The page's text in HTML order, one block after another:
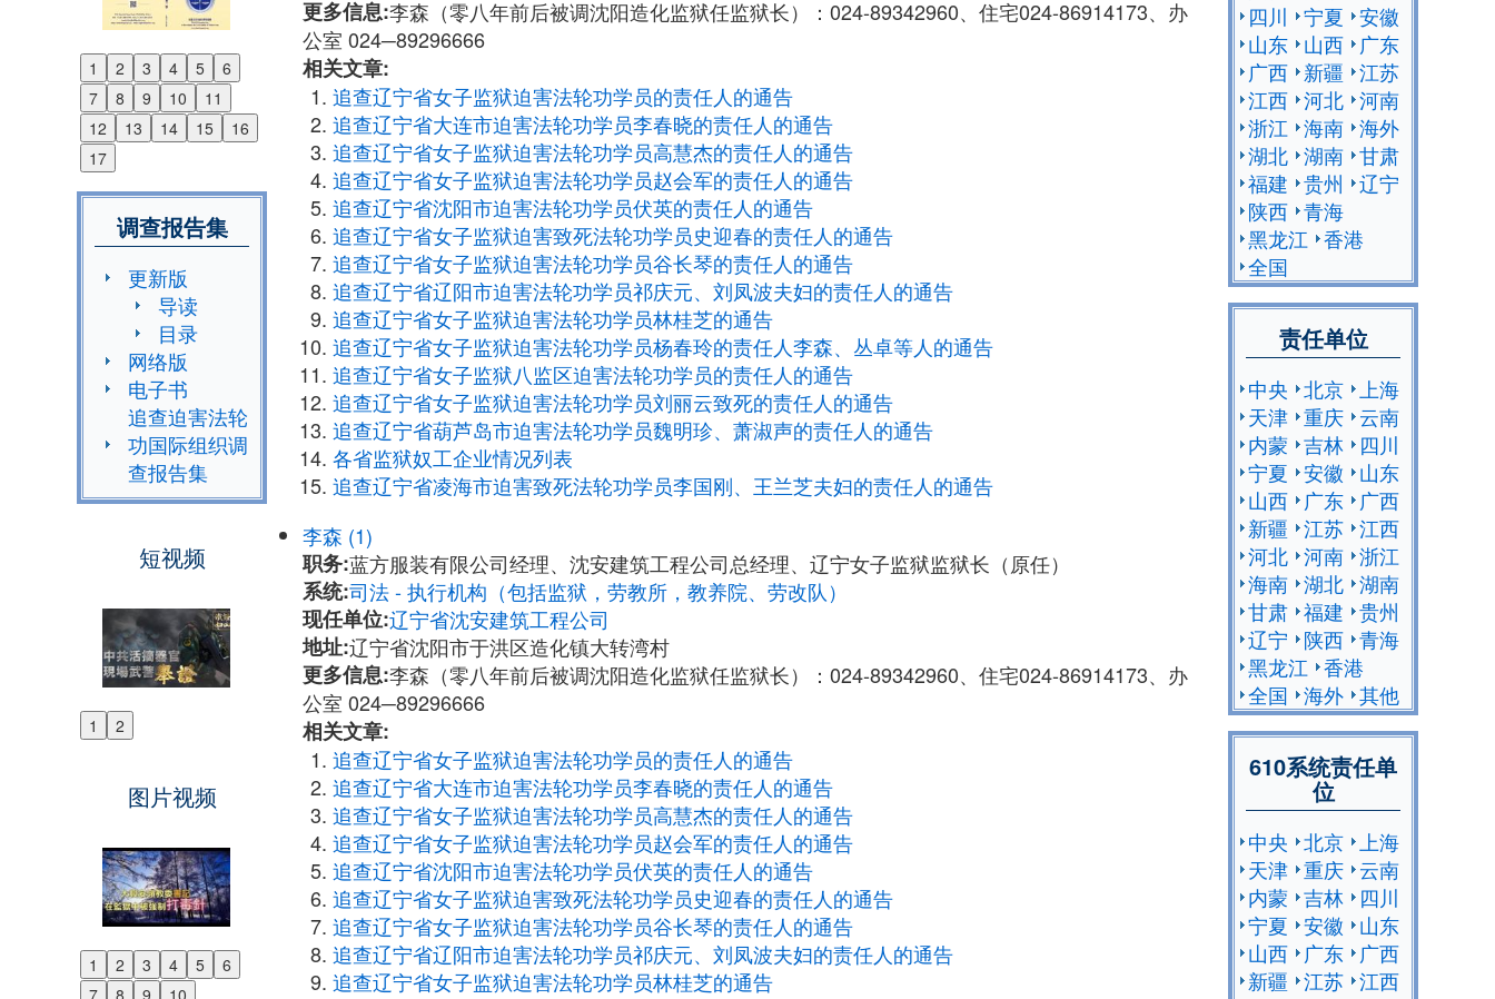
1 2 3 4 5
6
7
8 9 10
11
12
13 14 15
16
17
Previous
Next
调查报告集
更新版
导读
目录
网络版
电子书
追查迫害法轮
功国际组织调
查报告集
短视频
1 2
Previous
图片视频
1 2 3 4 5
6
Previous
更多信息:李森（零八年前后被调沈阳造化监狱任监狱长）：024-89342960、住宅024-86914173、办
公室 024─89296666
相关文章:
追查辽宁省女子监狱迫害法轮功学员的责任人的通告
追查辽宁省大连市迫害法轮功学员李春晓的责任人的通告
追查辽宁省女子监狱迫害法轮功学员高慧杰的责任人的通告
追查辽宁省女子监狱迫害法轮功学员赵会军的责任人的通告
追查辽宁省沈阳市迫害法轮功学员伏英的责任人的通告
追查辽宁省女子监狱迫害致死法轮功学员史迎春的责任人的通告
追查辽宁省女子监狱迫害法轮功学员谷长琴的责任人的通告
追查辽宁省辽阳市迫害法轮功学员祁庆元、刘凤波夫妇的责任人的通告
追查辽宁省女子监狱迫害法轮功学员林桂芝的通告
追查辽宁省女子监狱迫害法轮功学员杨春玲的责任人李森、丛卓等人的通告
追查辽宁省女子监狱八监区迫害法轮功学员的责任人的通告
追查辽宁省女子监狱迫害法轮功学员刘丽云致死的责任人的通告
追查辽宁省葫芦岛市迫害法轮功学员魏明珍、萧淑声的责任人的通告
各省监狱奴工企业情况列表
追查辽宁省凌海市迫害致死法轮功学员李国刚、王兰芝夫妇的责任人的通告
李森 (1)
职务:蓝方服装有限公司经理、沈安建筑工程公司总经理、辽宁女子监狱监狱长（原任）
系统:司法 - 执行机构（包括监狱，劳教所，教养院、劳改队）
现任单位:辽宁省沈安建筑工程公司
地址:辽宁省沈阳市于洪区造化镇大转湾村
更多信息:李森（零八年前后被调沈阳造化监狱任监狱长）：024-89342960、住宅024-86914173、办
公室 024─89296666
相关文章:
追查辽宁省女子监狱迫害法轮功学员的责任人的通告
追查辽宁省大连市迫害法轮功学员李春晓的责任人的通告
追查辽宁省女子监狱迫害法轮功学员高慧杰的责任人的通告
追查辽宁省女子监狱迫害法轮功学员赵会军的责任人的通告
追查辽宁省沈阳市迫害法轮功学员伏英的责任人的通告
追查辽宁省女子监狱迫害致死法轮功学员史迎春的责任人的通告
追查辽宁省女子监狱迫害法轮功学员谷长琴的责任人的通告
追查辽宁省辽阳市迫害法轮功学员祁庆元、刘凤波夫妇的责任人的通告
追查辽宁省女子监狱迫害法轮功学员林桂芝的通告
四川
宁夏 安徽
山东 山西
广东
广西 新疆 江苏
江西 河北 河南
浙江 海南 海外
湖北 湖南 甘肃
福建 贵州
辽宁
陕西 青海
黑龙江 香港
全国
责任单位
中央 北京
上海
天津 重庆 云南
内蒙 吉林
四川
宁夏 安徽
山东
山西
广东
广西
新疆 江苏 江西
河北 河南 浙江
海南 湖北 湖南
甘肃 福建 贵州
辽宁
陕西 青海
黑龙江 香港
全国 海外 其他
610系统责任单
位
中央 北京
上海
天津 重庆 云南
内蒙 吉林
四川
宁夏 安徽
山东
山西
广东
广西
新疆 江苏 江西